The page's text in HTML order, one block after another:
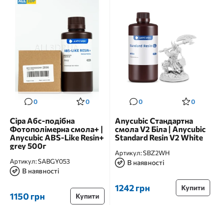
0 0
Сіра Aбс-подібна
Фотополімерна смола+ |
Anycubic ABS-Like Resin+
grey 500г
Артикул:SABGY053
В наявності
1150 грн Купити
0 0
Anycubic Стандартна
смола V2 Біла | Anycubic
Standard Resin V2 White
Артикул:SBZ2WH
В наявності
1242 грн Купити